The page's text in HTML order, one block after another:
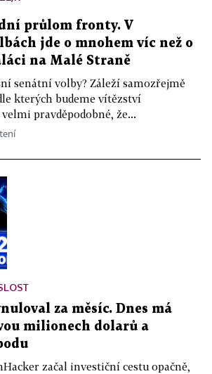
průlom fronty. V
jde o mnohem víc než o
na Malé Straně
senátní volby? Záleží samozřejmě
kterých budeme vítězství
pravděpodobné, že...
za měsíc. Dnes má
milionech dolarů a
začal investiční cestu opačně,